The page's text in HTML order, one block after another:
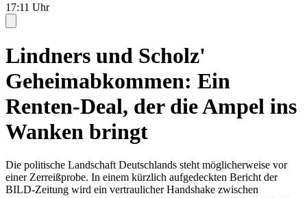
17:11 Uhr
Lindners und Scholz'
Geheimabkommen: Ein
Renten-Deal, der die Ampel ins
Wanken bringt
Die politische Landschaft Deutschlands steht möglicherweise vor
einer Zerreißprobe. In einem kürzlich aufgedeckten Bericht der
BILD-Zeitung wird ein vertraulicher Handshake zwischen